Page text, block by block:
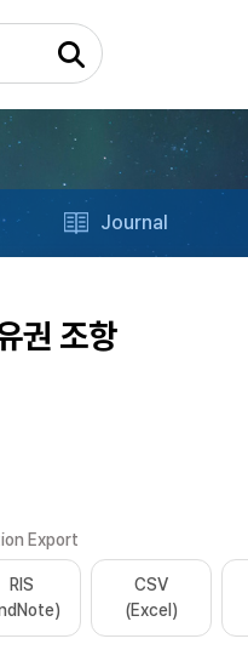
Journal
권 조항
Export
RIS
CSV
(Excel)